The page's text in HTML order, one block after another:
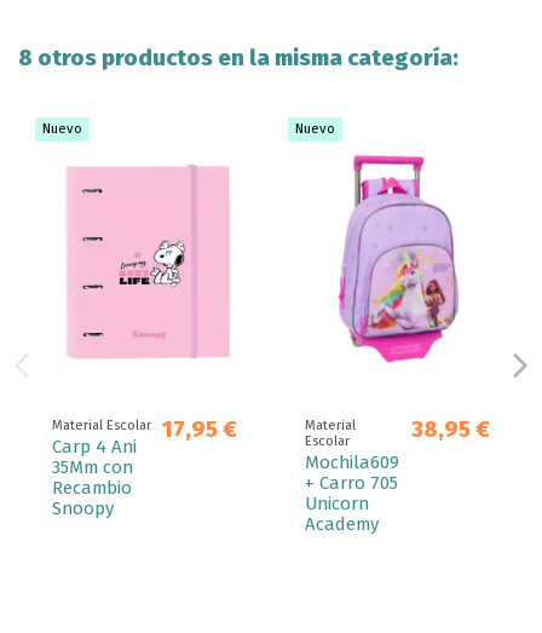
8 otros productos en la misma categoría:
Nuevo
Material Escolar
Carp 4 Ani
35Mm con
Recambio
Snoopy
17,95 €
Nuevo
Material
Escolar
Mochila609
+ Carro 705
Unicorn
Academy
38,95 €